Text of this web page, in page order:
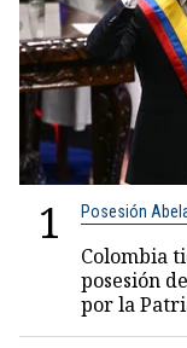
1 Posesión
Colombia
posesión
por la